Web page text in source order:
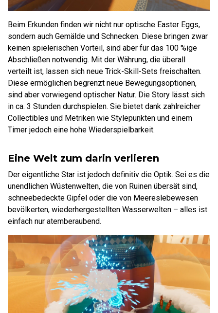
Beim Erkunden finden wir nicht nur optische Easter Eggs,
sondern auch Gemälde und Schnecken. Diese bringen zwar
keinen spielerischen Vorteil, sind aber für das 100 %ige
Abschließen notwendig. Mit der Währung, die überall
verteilt ist, lassen sich neue Trick-Skill-Sets freischalten.
Diese ermöglichen begrenzt neue Bewegungsoptionen,
sind aber vorwiegend optischer Natur. Die Story lässt sich
in ca. 3 Stunden durchspielen. Sie bietet dank zahlreicher
Collectibles und Metriken wie Stylepunkten und einem
Timer jedoch eine hohe Wiederspielbarkeit.
Eine Welt zum darin verlieren
Der eigentliche Star ist jedoch definitiv die Optik. Sei es die
unendlichen Wüstenwelten, die von Ruinen übersät sind,
schneebedeckte Gipfel oder die von Meereslebewesen
bevölkerten, wiederhergestellten Wasserwelten – alles ist
einfach nur atemberaubend.